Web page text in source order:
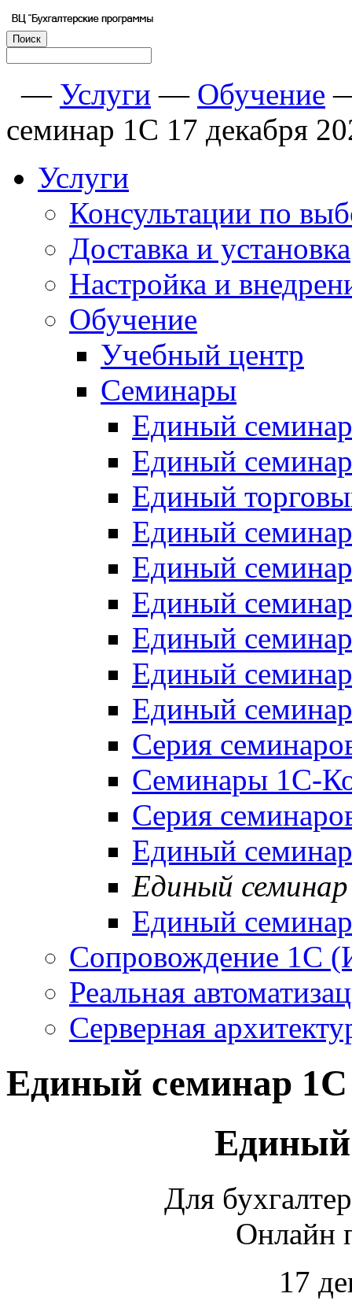
— Услуги — Обучение
семинар 1С 17 декабря
Услуги
Консультации по
Доставка и установка
Настройка и
Обучение
Учебный центр
Семинары
Единый
Единый
Единый
Единый
Единый
Единый
Единый
Единый
Единый
Серия
Семинары 1С-
Серия
Единый
Единый
Единый
Сопровождение 1С
Реальная
Серверная
Единый семинар 1С
Для
Онлайн
17